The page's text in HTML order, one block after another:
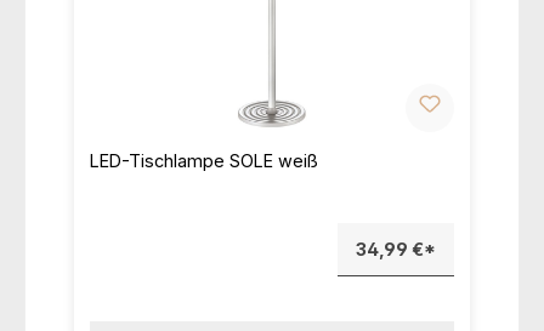
LED-Tischlampe SOLE weiß
34,99 €*